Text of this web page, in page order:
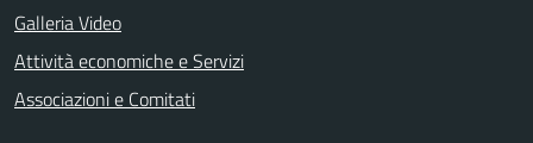
Galleria Video
Attività economiche e Servizi
Associazioni e Comitati